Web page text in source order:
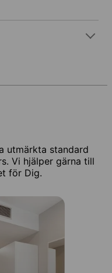
utmärkta standard
Vi hjälper gärna till
för Dig.